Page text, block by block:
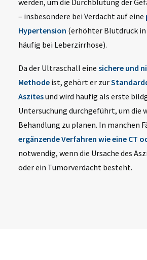
werden, um die Durchblutung der
– insbesondere bei Verdacht auf eine
Hypertension (erhöhter Blutdruck
häufig bei Leberzirrhose).
Da der Ultraschall eine sichere und
Methode ist, gehört er zur
Aszitesund wird häufig als erste
Untersuchung durchgeführt, um die
Behandlung zu planen. In manchen
ergänzende Verfahren wie eine CT
notwendig, wenn die Ursache des
oder ein Tumorverdacht besteht.